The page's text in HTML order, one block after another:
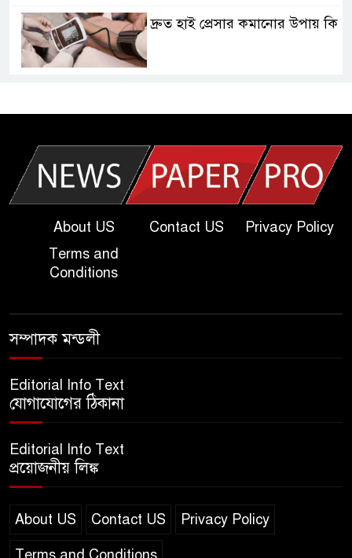
দ্রুত হাই প্রেসার কমানোর উপায় কি
| Today Dakhil Exam
খুবি সি ইউনিট ভর্তি পরীক্ষার প্রশ্ন
২০২৫ | KU C Unit Admission
Question
Jannat Toha Video viral
About US Contact US
Privacy Policy
Terms and
Conditions
সম্পাদক মন্ডলী
Editorial Info Text
যোগাযোগের ঠিকানা
Editorial Info Text
প্রয়োজনীয় লিঙ্ক
About US Contact US Privacy Policy